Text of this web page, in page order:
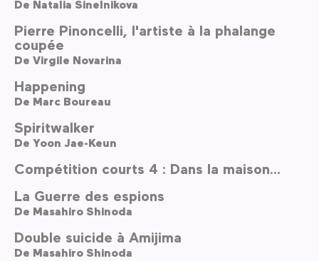
De Natalia Sinelnikova
Pierre Pinoncelli, l'artiste à la phalange
coupée
De Virgile Novarina
Happening
De Marc Boureau
Spiritwalker
De Yoon Jae-Keun
Compétition courts 4 : Dans la maison...
La Guerre des espions
De Masahiro Shinoda
Double suicide à Amijima
De Masahiro Shinoda